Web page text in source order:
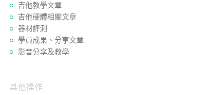
吉他教學文章
吉他硬體相關文章
器材評測
學員成果、分享文章
影音分享及教學
其他操作